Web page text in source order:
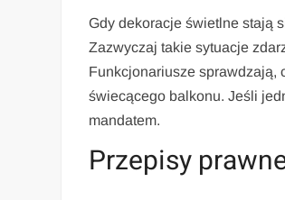
Gdy dekoracje świetlne stają
Zazwyczaj takie sytuacje
Funkcjonariusze sprawdzają,
świecącego balkonu. Jeśli
mandatem.
Przepisy